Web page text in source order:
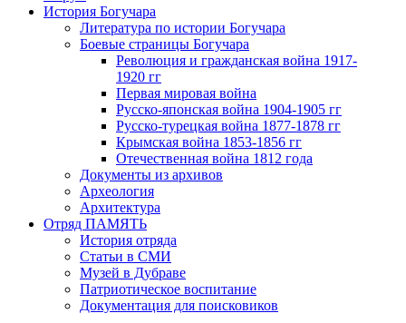
История Богучара
Литература по истории Богучара
Боевые страницы Богучара
Революция и гражданская война 1917-
1920 гг
Первая мировая война
Русско-японская война 1904-1905 гг
Русско-турецкая война 1877-1878 гг
Крымская война 1853-1856 гг
Отечественная война 1812 года
Документы из архивов
Археология
Архитектура
Отряд ПАМЯТЬ
История отряда
Статьи в СМИ
Музей в Дубраве
Патриотическое воспитание
Документация для поисковиков